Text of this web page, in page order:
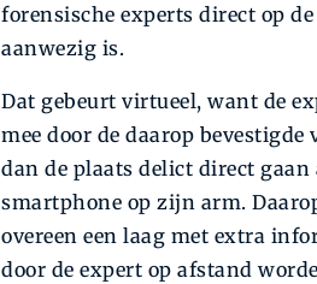
forensische experts direct op
aanwezig is.
Dat gebeurt virtueel, want de
mee door de daarop
dan de plaats delict direct
smartphone op zijn arm.
overeen een laag met extra
door de expert op afstand